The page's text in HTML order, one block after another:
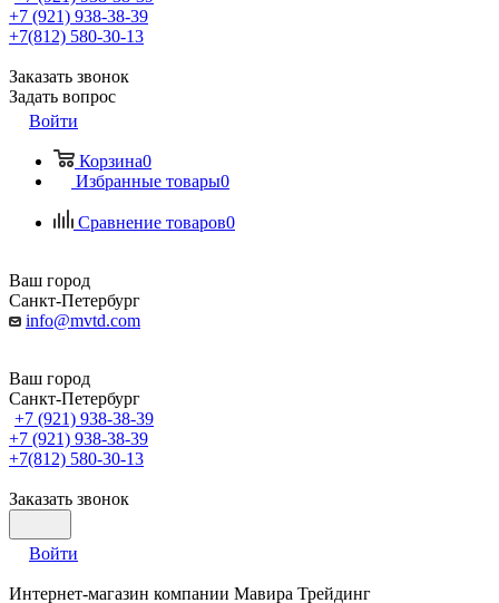
+7 (921) 938-38-39
+7(812) 580-30-13
Заказать звонок
Задать вопрос
Войти
Корзина0
Избранные товары0
Сравнение товаров0
Ваш город
Санкт-Петербург
info@mvtd.com
Ваш город
Санкт-Петербург
+7 (921) 938-38-39
+7 (921) 938-38-39
+7(812) 580-30-13
Заказать звонок
Войти
Интернет-магазин компании Мавира Трейдинг